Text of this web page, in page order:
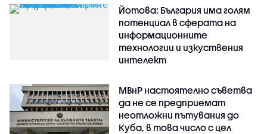
Йотова: България има голям
потенциал в сферата на
информационните
технологии и изкуствения
интелект
МВнР настоятелно съветва
да не се предприемат
неотложни пътувания до
Куба, в това число с цел